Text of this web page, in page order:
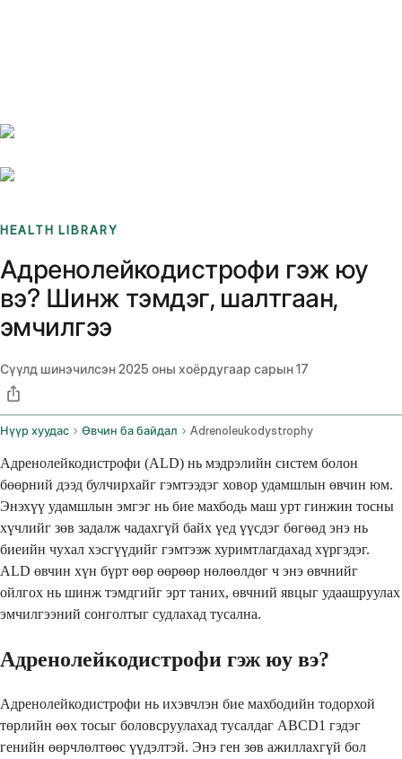
HEALTH LIBRARY
Адренолейкодистрофи гэж юу
вэ? Шинж тэмдэг, шалтгаан,
эмчилгээ
Сүүлд шинэчилсэн2025 оны хоёрдугаар сарын 17
Нүүр хуудас Өвчин ба байдал Adrenoleukodystrophy
Адренолейкодистрофи (ALD) нь мэдрэлийн систем болон
бөөрний дээд булчирхайг гэмтээдэг ховор удамшлын өвчин юм.
Энэхүү удамшлын эмгэг нь бие махбодь маш урт гинжин тосны
хүчлийг зөв задалж чадахгүй байх үед үүсдэг бөгөөд энэ нь
биеийн чухал хэсгүүдийг гэмтээж хуримтлагдахад хүргэдэг.
ALD өвчин хүн бүрт өөр өөрөөр нөлөөлдөг ч энэ өвчнийг
ойлгох нь шинж тэмдгийг эрт таних, өвчний явцыг удаашруулах
эмчилгээний сонголтыг судлахад тусална.
Адренолейкодистрофи гэж юу вэ?
Адренолейкодистрофи нь ихэвчлэн бие махбодийн тодорхой
төрлийн өөх тосыг боловсруулахад тусалдаг ABCD1 гэдэг
генийн өөрчлөлтөөс үүдэлтэй. Энэ ген зөв ажиллахгүй бол